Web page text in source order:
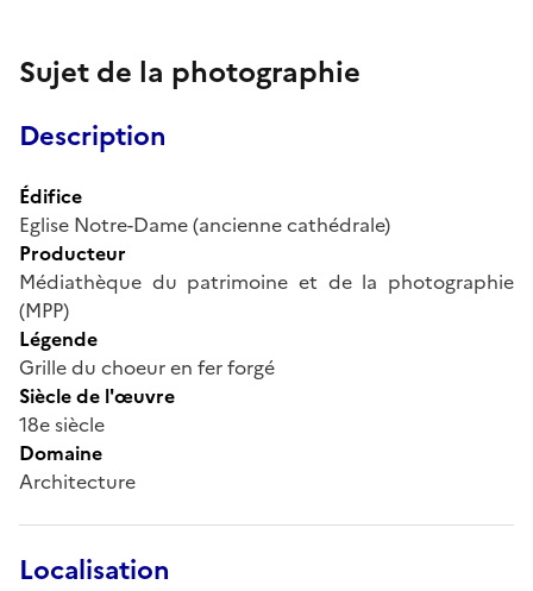
Sujet de la photographie
Description
Édifice
Eglise Notre-Dame (ancienne cathédrale)
Producteur
Médiathèque du patrimoine et de la photographie
(MPP)
Légende
Grille du choeur en fer forgé
Siècle de l'œuvre
18e siècle
Domaine
Architecture
Localisation